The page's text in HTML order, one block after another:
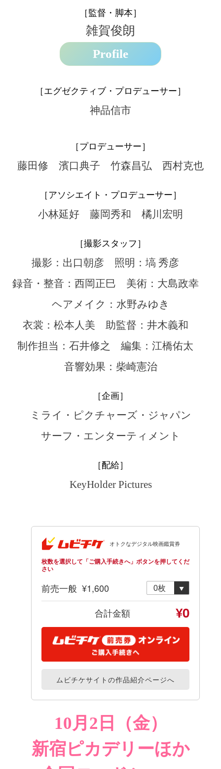
［監督・脚本］
雑賀俊朗
Profile
［エグゼクティブ・プロデューサー］
神品信市
［プロデューサー］
藤田修 濱口典子 竹森昌弘 ⻄村克也
［アソシエイト・プロデューサー］
小林延好 藤岡秀和 橘川宏明
［撮影スタッフ］
撮影：出口朝彦
照明：塙 秀彦
録音・整音：西岡正巳
美術：大島政幸
ヘアメイク：水野みゆき
衣裳：松本人美
助監督：井木義和
制作担当：石井修之
編集：江橋佑太
音響効果：柴崎憲治
［企画］
ミライ・ピクチャーズ・ジャパン
サーフ・エンターティメント
［配給］
KeyHolder Pictures
10月2日（金）
新宿ピカデリーほか